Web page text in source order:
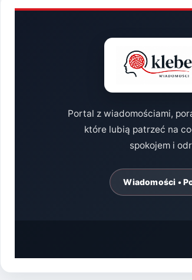
UKŁADANKI
Portal z wiadomościami,
które lubią patrzeć na
spokojem i
Wiadomości •